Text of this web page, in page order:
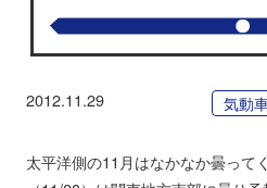
2012.11.29 気動
太平洋側の11月はなかなか曇って